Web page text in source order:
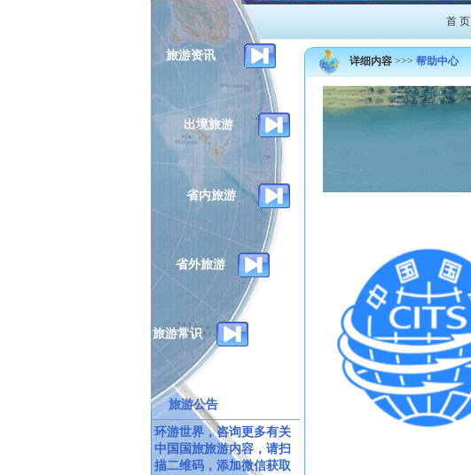
首 页
旅游资讯
出境旅游
省内旅游
省外旅游
旅游常识
旅游公告
环游世界，咨询更多有关
中国国旅旅游内容，请扫
描二维码，添加微信获取
详细内容 >>> 帮助中心